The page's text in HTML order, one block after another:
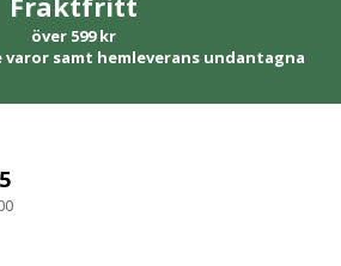
över 599 kr
varor samt hemleverans undantagna